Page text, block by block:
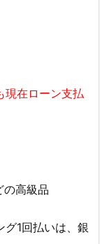
現在ローン支払
の高級品
グ1回払いは、銀